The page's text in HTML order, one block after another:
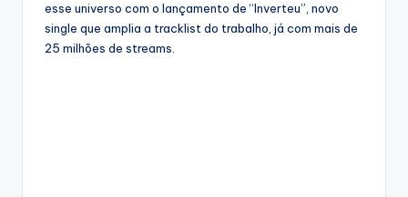
esse universo com o lançamento de “Inverteu”, novo
single que amplia a tracklist do trabalho, já com mais de
25 milhões de streams.